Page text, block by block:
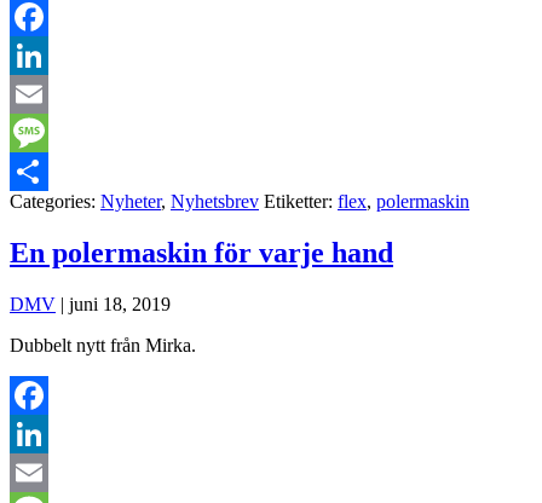
Facebook
LinkedIn
Email
Message
Dela
Categories: Nyheter, Nyhetsbrev Etiketter: flex, polermaskin
En polermaskin för varje hand
DMV | juni 18, 2019
Dubbelt nytt från Mirka.
Facebook
LinkedIn